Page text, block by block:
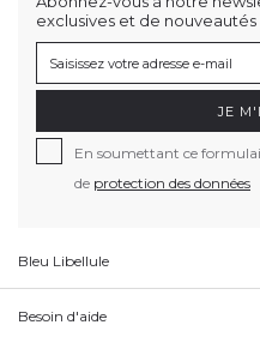
exclusives et de nouveautés
JE
En soumettant ce
de protection des données
Bleu Libellule
Besoin d'aide